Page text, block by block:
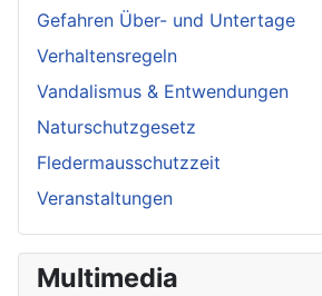
Gefahren Über- und Untertage
Verhaltensregeln
Vandalismus & Entwendungen
Naturschutzgesetz
Fledermausschutzzeit
Veranstaltungen
Multimedia